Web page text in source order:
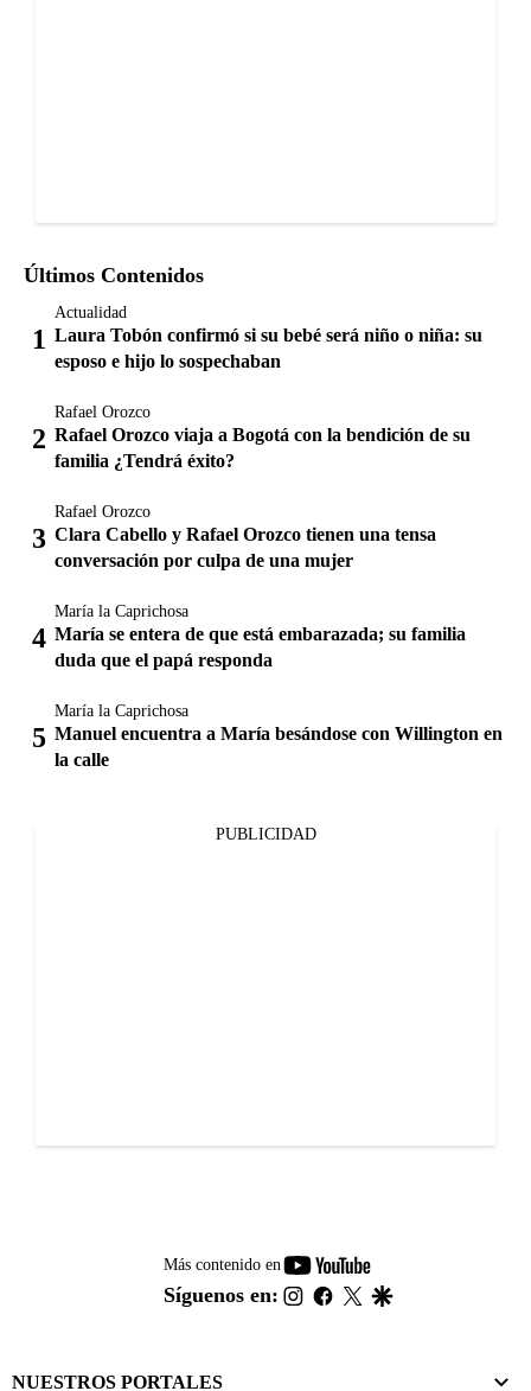
Últimos Contenidos
Actualidad
Laura Tobón confirmó si su bebé será niño o niña: su
esposo e hijo lo sospechaban
Rafael Orozco
Rafael Orozco viaja a Bogotá con la bendición de su
familia ¿Tendrá éxito?
Rafael Orozco
Clara Cabello y Rafael Orozco tienen una tensa
conversación por culpa de una mujer
María la Caprichosa
María se entera de que está embarazada; su familia
duda que el papá responda
María la Caprichosa
Manuel encuentra a María besándose con Willington en
la calle
PUBLICIDAD
Más contenido en
youtube-
footer
Síguenos en: instagram
facebook
twitter
NUESTROS PORTALES